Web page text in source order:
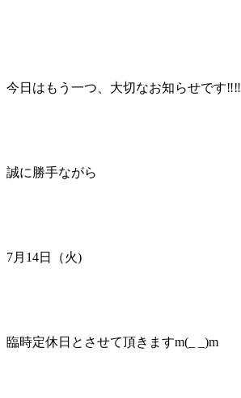
今日はもう一つ、大切なお知らせです‼︎‼︎
誠に勝手ながら
7月14日（火)
臨時定休日とさせて頂きますm(_ _)m